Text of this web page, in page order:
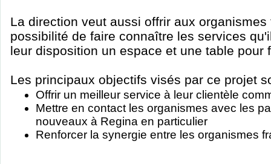
La direction veut aussi offrir aux
possibilité de faire connaître les services
leur disposition un espace et une table pour
Les principaux objectifs visés par ce projet
Offrir un meilleur service à leur clientèle
Mettre en contact les organismes avec les
nouveaux à Regina en particulier
Renforcer la synergie entre les organismes